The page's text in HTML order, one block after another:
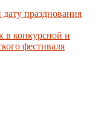
празднования
в конкурсной и
фестиваля